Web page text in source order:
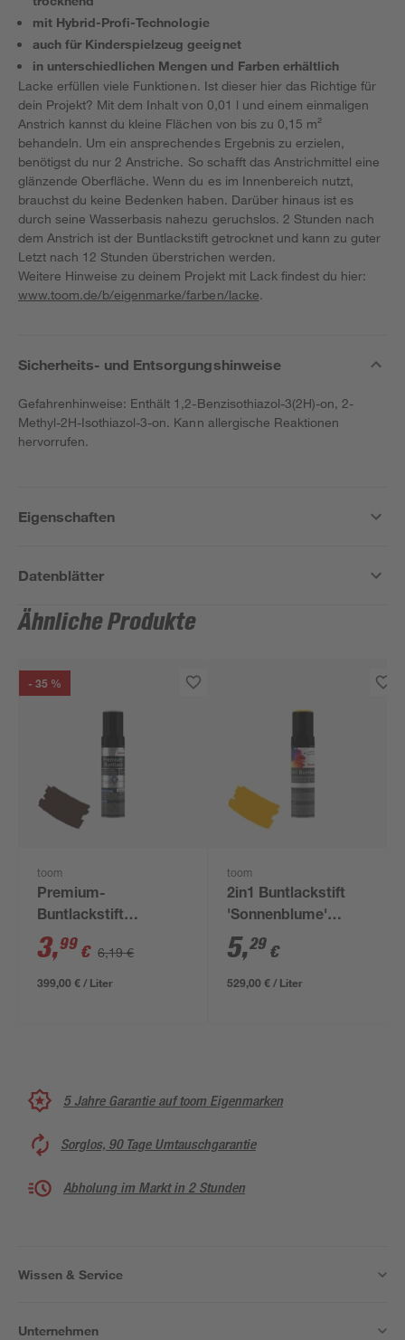
mit Hybrid-Profi-Technologie
auch für Kinderspielzeug geeignet
in unterschiedlichen Mengen und Farben erhältlich
Lacke erfüllen viele Funktionen. Ist dieser hier das Richtige für
dein Projekt? Mit dem Inhalt von 0,01 l und einem einmaligen
Anstrich kannst du kleine Flächen von bis zu 0,15 m²
behandeln. Um ein ansprechendes Ergebnis zu erzielen,
benötigst du nur 2 Anstriche. So schafft das Anstrichmittel eine
glänzende Oberfläche. Wenn du es im Innenbereich nutzt,
brauchst du keine Bedenken haben. Darüber hinaus ist es
durch seine Wasserbasis nahezu geruchslos. 2 Stunden nach
dem Anstrich ist der Buntlackstift getrocknet und kann zu guter
Letzt nach 12 Stunden überstrichen werden.
Weitere Hinweise zu deinem Projekt mit Lack findest du hier:
www.toom.de/b/eigenmarke/farben/lacke.
Sicherheits- und Entsorgungshinweise
Gefahrenhinweise: Enthält 1,2-Benzisothiazol-3(2H)-on, 2-
Methyl-2H-Isothiazol-3-on. Kann allergische Reaktionen
hervorrufen.
Eigenschaften
Datenblätter
Ähnliche Produkte
- 35 %
toom
Premium-
Buntlackstift
schokobraun
glänzend 12 ml
3,99 € 6,19 €
399,00 € / Liter
toom
2in1 Buntlackstift
'Sonnenblume'
orangegelb matt 12
ml
5,29 €
529,00 € / Liter
5 Jahre Garantie auf toom Eigenmarken
Sorglos, 90 Tage Umtauschgarantie
Abholung im Markt in 2 Stunden
Wissen & Service
Unternehmen